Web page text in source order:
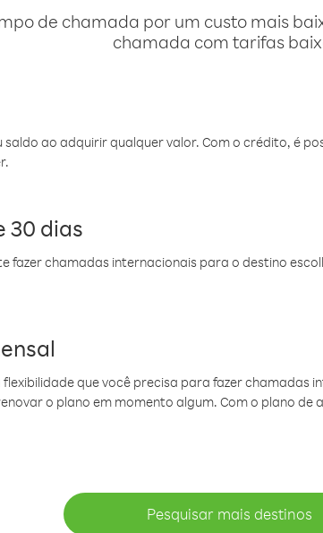
de chamada por um custo mais
chamada com tarifas
ao adquirir qualquer valor. Com o crédito, é
30 dias
fazer chamadas internacionais para o destino
que você precisa para fazer chamadas
o plano em momento algum. Com o plano de
Pesquisar mais destinos